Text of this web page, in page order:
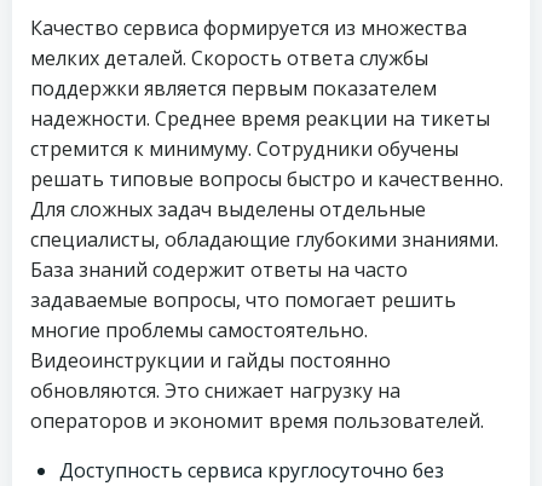
Качество сервиса формируется из множества
мелких деталей. Скорость ответа службы
поддержки является первым показателем
надежности. Среднее время реакции на тикеты
стремится к минимуму. Сотрудники обучены
решать типовые вопросы быстро и качественно.
Для сложных задач выделены отдельные
специалисты, обладающие глубокими знаниями.
База знаний содержит ответы на часто
задаваемые вопросы, что помогает решить
многие проблемы самостоятельно.
Видеоинструкции и гайды постоянно
обновляются. Это снижает нагрузку на
операторов и экономит время пользователей.
Доступность сервиса круглосуточно без